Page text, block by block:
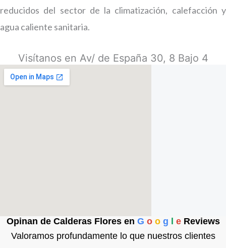
reducidos del sector de la climatización, calefacción y
agua caliente sanitaria.
Visítanos en Av/ de España 30, 8 Bajo 4
Opinan de Calderas Flores en G o o g l eReviews
Valoramos profundamente lo que nuestros clientes